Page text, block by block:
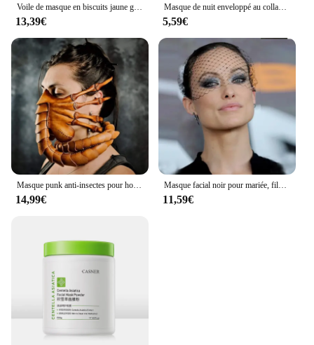
13,39€
Masque de nuit enveloppé au collagène, soin de beauté, hydratant, éclaircissant, coréen, élasticité de la peau
5,59€
Masque punk anti-insectes pour hommes et femmes, bijoux en latex, cadeau de fête, nouveau, 2024
14,99€
Masque facial noir pour mariée, filet à perles en cristal, cage à oiseaux, voile charmant, élégant, accessoires pour cheveux de mariage
11,59€